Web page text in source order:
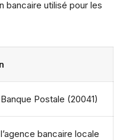
bancaire utilisé pour les
Postale (20041)
bancaire locale